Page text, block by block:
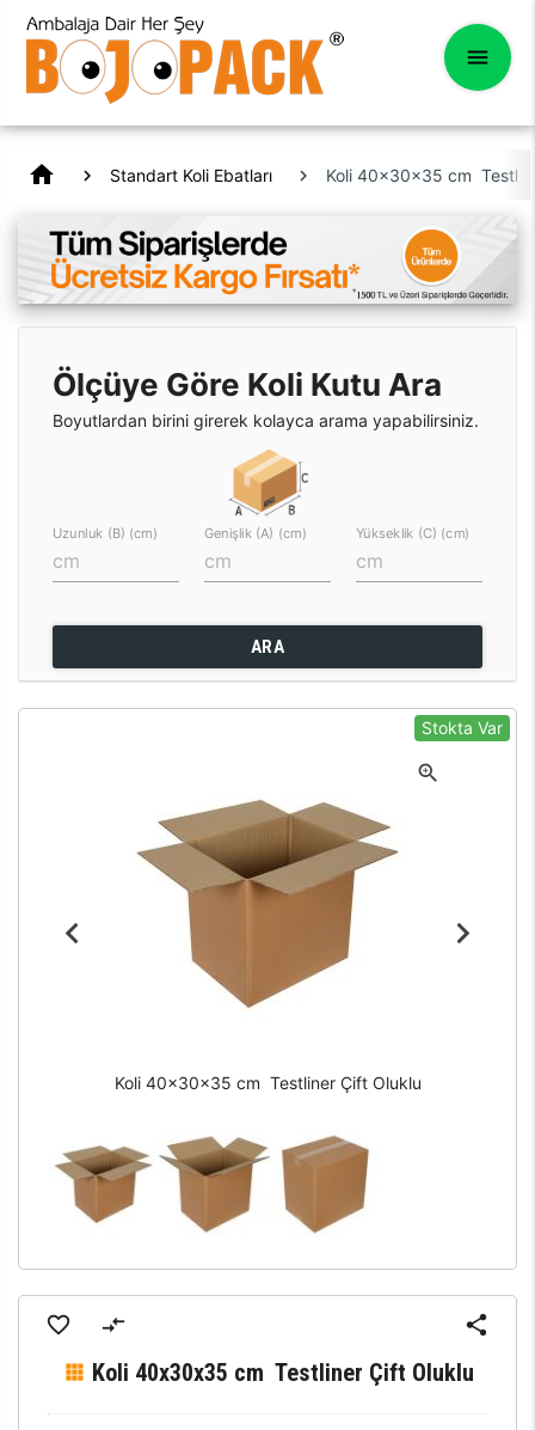
home Standart Koli Ebatları Koli 40x30x35 cm
Ölçüye Göre Koli Kutu Ara
Boyutlardan birini girerek kolayca arama yapabilirsiniz.
Uzunluk (B) (cm) Genişlik (A) (cm) Yükseklik (C) (cm)
ARA
Stokta Var
Koli 40x30x35 cm Testliner Çift Oluklu
Koli 40x30x35 cm Testliner Çift Oluklu